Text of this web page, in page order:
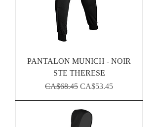
PANTALON MUNICH - NOIR
STE THERESE
Regular Price
CA$68.45 Sale Price
CA$53.45